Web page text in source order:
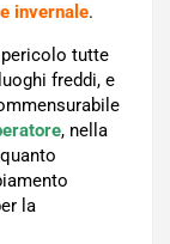
invernale.
tutte
freddi, e
, nella
la